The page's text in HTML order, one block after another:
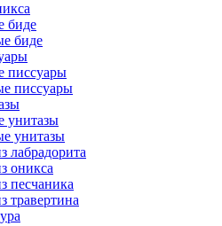
биде
биде
писсуары
писсуары
унитазы
унитазы
лабрадорита
оникса
песчаника
травертина